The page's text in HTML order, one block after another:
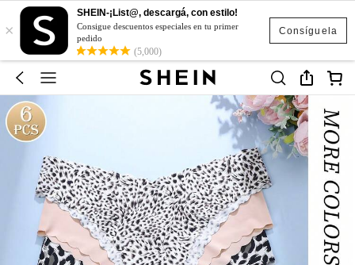
Consíguela
×
SHEIN-¡List@, descargá, con estilo!
Consigue descuentos especiales en tu primer
pedido
(5,000)